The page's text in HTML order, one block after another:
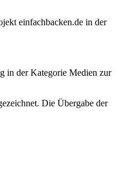
einfachbacken.de in der
in der Kategorie Medien zur
Die Übergabe der